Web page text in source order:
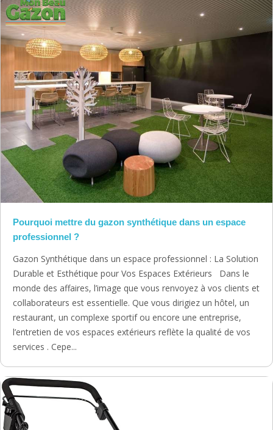
Pourquoi mettre du gazon synthétique dans un espace
professionnel ?
Gazon Synthétique dans un espace professionnel : La Solution
Durable et Esthétique pour Vos Espaces Extérieurs Dans le
monde des affaires, l’image que vous renvoyez à vos clients et
collaborateurs est essentielle. Que vous dirigiez un hôtel, un
restaurant, un complexe sportif ou encore une entreprise,
l’entretien de vos espaces extérieurs reflète la qualité de vos
services . Cepe...